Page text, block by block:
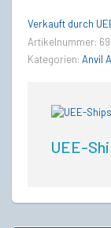
Verkauft durch
Artikelnummer:
Kategorien: Anvil
UEE-